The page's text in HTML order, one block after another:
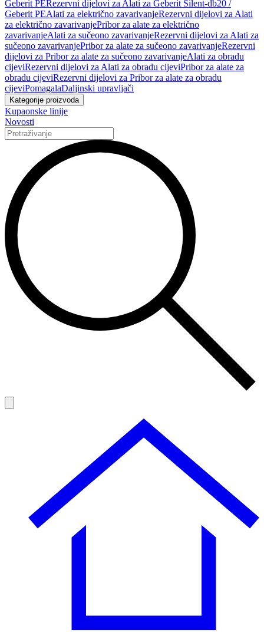
Geberit PERezervni dijelovi za Alati za Geberit Silent-db20 /
Geberit PEAlati za električno zavarivanjeRezervni dijelovi za Alati
za električno zavarivanjePribor za alate za električno
zavarivanjeAlati za sučeono zavarivanjeRezervni dijelovi za Alati za
sučeono zavarivanjePribor za alate za sučeono zavarivanjeRezervni
dijelovi za Pribor za alate za sučeono zavarivanjeAlati za obradu
cijeviRezervni dijelovi za Alati za obradu cijeviPribor za alate za
obradu cijeviRezervni dijelovi za Pribor za alate za obradu
cijeviPomagalaDaljinski upravljači
Kategorije proizvoda
Kupaonske linije
Novosti